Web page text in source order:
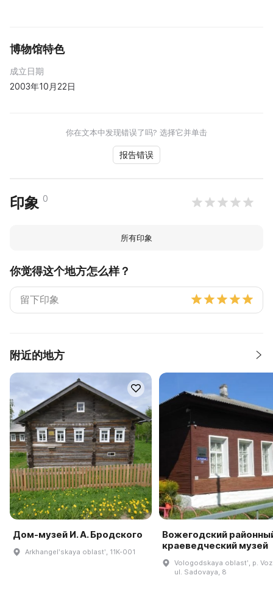
博物馆特色
成立日期
2003年10月22日
你在文本中发现错误了吗? 选择它并单击
报告错误
印象 0
所有印象
你觉得这个地方怎么样？
附近的地方
Дом-музей И. А. Бродского
Arkhangelʹskaya oblastʹ, 11K-001
Вожегодский
краеведческий музей
Vologodskaya oblastʹ, p.
ul. Sadovaya, 8